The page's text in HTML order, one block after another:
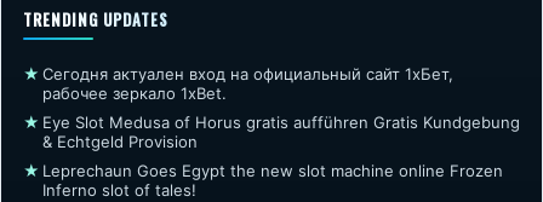
TRENDING UPDATES
★ Сегодня актуален вход на официальный сайт 1хБет,
рабочее зеркало 1xBet.
★ Eye Slot Medusa of Horus gratis aufführen Gratis Kundgebung
& Echtgeld Provision
★ Leprechaun Goes Egypt the new slot machine online Frozen
Inferno slot of tales!